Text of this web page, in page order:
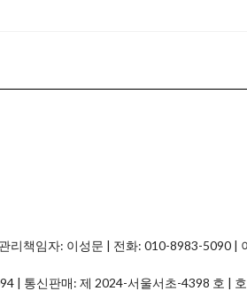
책임자: 이성문 | 전화: 010-8983-5090 |
| 통신판매: 제 2024-서울서초-4398 호 |